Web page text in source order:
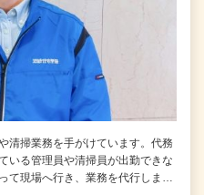
清掃業務を手がけています。代務
いる管理員や清掃員が出勤できな
て現場へ行き、業務を代行しま…